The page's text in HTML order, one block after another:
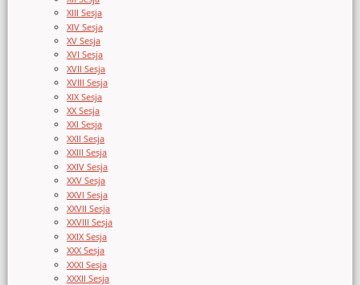
XIII Sesja
XIV Sesja
XV Sesja
XVI Sesja
XVII Sesja
XVIII Sesja
XIX Sesja
XX Sesja
XXI Sesja
XXII Sesja
XXIII Sesja
XXIV Sesja
XXV Sesja
XXVI Sesja
XXVII Sesja
XXVIII Sesja
XXIX Sesja
XXX Sesja
XXXI Sesja
XXXII Sesja